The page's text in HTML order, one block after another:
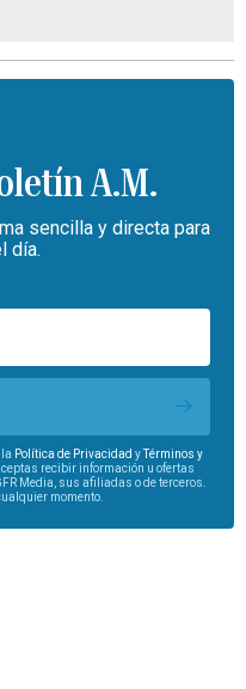
A.M.
sencilla y directa para
día.
Política de Privacidad yTérminos y
recibir información u ofertas
Media, sus afiliadas o de terceros.
momento.